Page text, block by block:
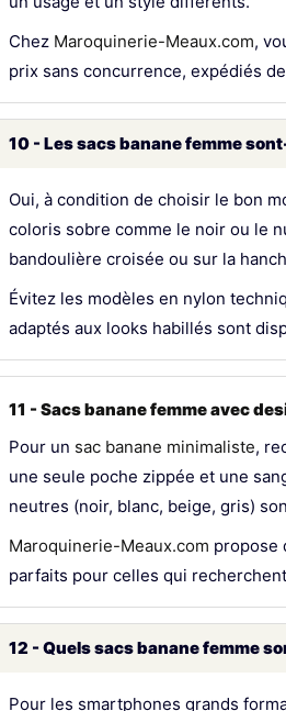
Chez Maroquinerie-Meaux.com,
prix sans concurrence, expédiés
10 - Les sacs banane femme
Oui, à condition de choisir le bon
coloris sobre comme le noir ou le
bandoulière croisée ou sur la
Évitez les modèles en nylon
adaptés aux looks habillés sont
11 - Sacs banane femme avec
Pour un sac banane minimaliste,
une seule poche zippée et une
neutres (noir, blanc, beige, gris)
Maroquinerie-Meaux.com propose
parfaits pour celles qui
12 - Quels sacs banane femme
Pour les smartphones grands